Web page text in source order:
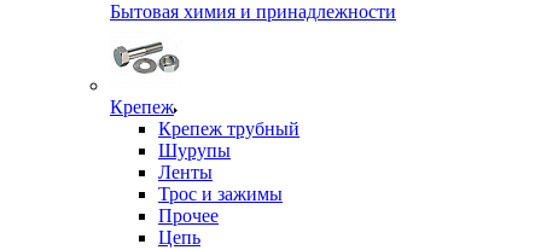
Бытовая химия и принадлежности
Крепеж
Крепеж трубный
Шурупы
Ленты
Трос и зажимы
Прочее
Цепь